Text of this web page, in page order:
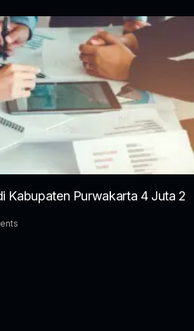
Kabupaten Purwakarta 4 Juta 2